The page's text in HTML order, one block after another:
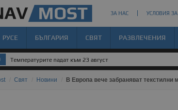
ЗА НАС УСЛОВИЯ
РУСЕ БЪЛГАРИЯ СВЯТ РАЗВЛЕЧЕНИЯ
Температурите падат към 23 август
Свят Новини В Европа вече забраняват текстилни